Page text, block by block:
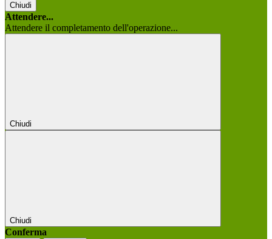
Chiudi
Attendere...
Attendere il completamento dell'operazione...
Chiudi
Chiudi
Conferma